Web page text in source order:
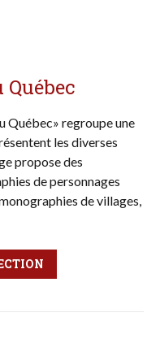
Québec» regroupe une
les diverses
propose des
de personnages
de villages,